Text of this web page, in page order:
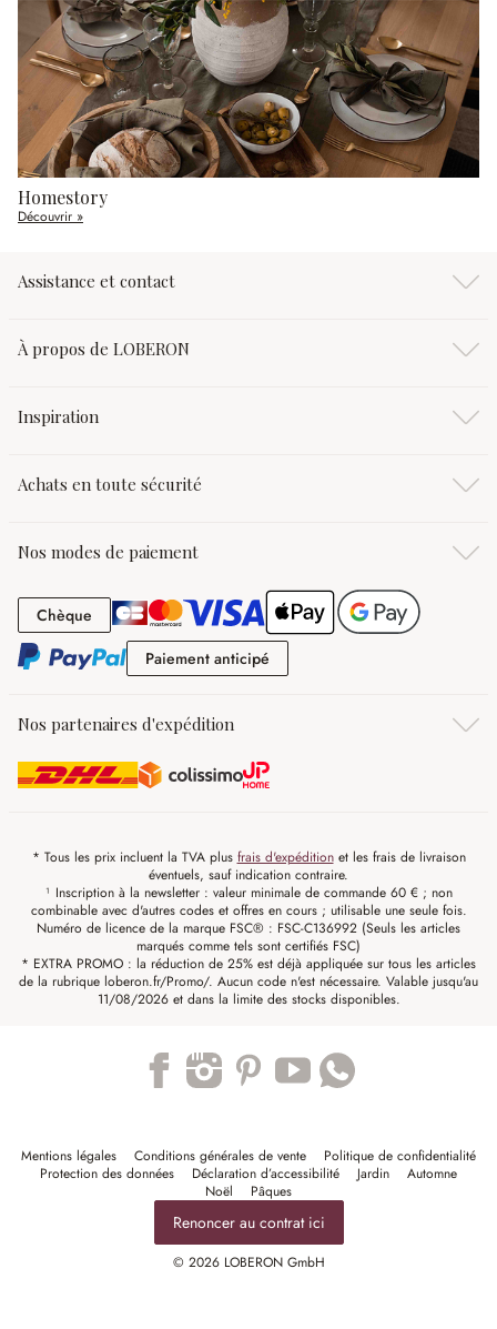
Homestory
Découvrir »
Assistance et contact
À propos de LOBERON
Inspiration
Achats en toute sécurité
Nos modes de paiement
Chèque Chèque
Paiement anticipé
Nos partenaires d'expédition
* Tous les prix incluent la TVA plus frais d'expéditionet les frais de livraison
éventuels, sauf indication contraire.
¹ Inscription à la newsletter : valeur minimale de commande 60 € ; non
combinable avec d'autres codes et offres en cours ; utilisable une seule fois.
Numéro de licence de la marque FSC® : FSC-C136992 (Seuls les articles
marqués comme tels sont certifiés FSC)
* EXTRA PROMO : la réduction de 25% est déjà appliquée sur tous les articles
de la rubrique loberon.fr/Promo/. Aucun code n'est nécessaire. Valable jusqu'au
11/08/2026 et dans la limite des stocks disponibles.
Mentions légales Conditions générales de vente
Politique de confidentialité
Protection des données
Déclaration d’accessibilité Jardin
Automne
Noël
Pâques
Renoncer au contrat ici
© 2026 LOBERON GmbH